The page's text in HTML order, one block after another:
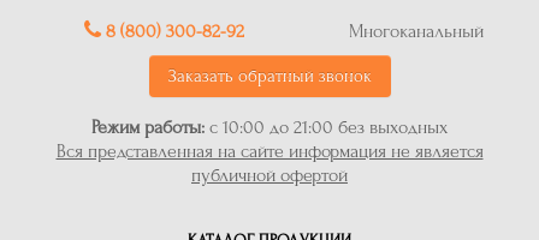
8 (800) 300-82-92 Многоканальный
Заказать обратный звонок
Режим работы: с 10:00 до 21:00 без выходных
Вся представленная на сайте информация не является
публичной офертой